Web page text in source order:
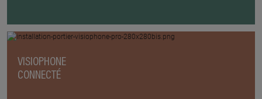
VISIOPHONE
CONNECTÉ